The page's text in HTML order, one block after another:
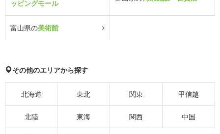
ッピングモール
富山県の美術館
その他のエリアから探す
北海道 東北 関東 甲信越
北陸 東海 関西 中国